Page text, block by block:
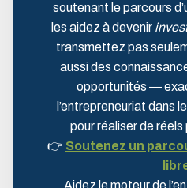
soutenant le parcours
les aidez à devenir
transmettez pas
aussi des
opportunités —
l’entrepreneuriat dans
pour réaliser de
👉 Soutenez un
Aidez le moteur de